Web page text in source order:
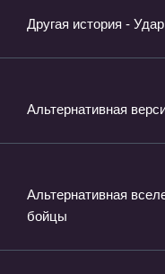
Другая история -
Альтернативная
Альтернативная
бойцы